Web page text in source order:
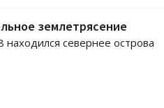
землетрясение
севернее острова